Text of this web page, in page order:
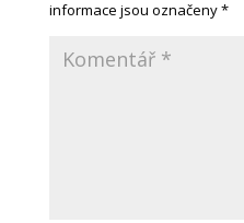
informace jsou označeny*